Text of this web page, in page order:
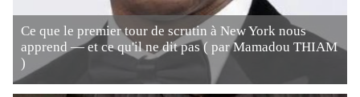
Ce que le premier tour de scrutin à New York nous
apprend — et ce qu'il ne dit pas ( par Mamadou THIAM
)